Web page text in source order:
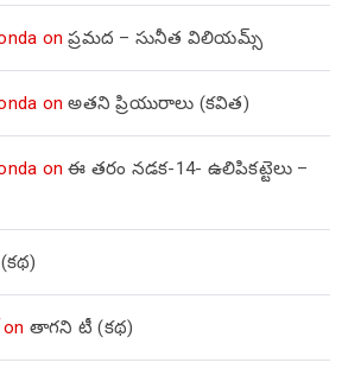
onప్రమద – సునీత విలియమ్స్
onఅతని ప్రియురాలు (కవిత)
onఈ తరం నడక-14- ఉలిపికట్టెలు –
తాగని టీ (కథ)